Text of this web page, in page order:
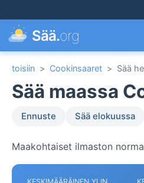
Sää.org
toisiin > Cookinsaaret > Sää
Sää maassa
Ennuste Sää elokuussa
Maakohtaiset ilmaston